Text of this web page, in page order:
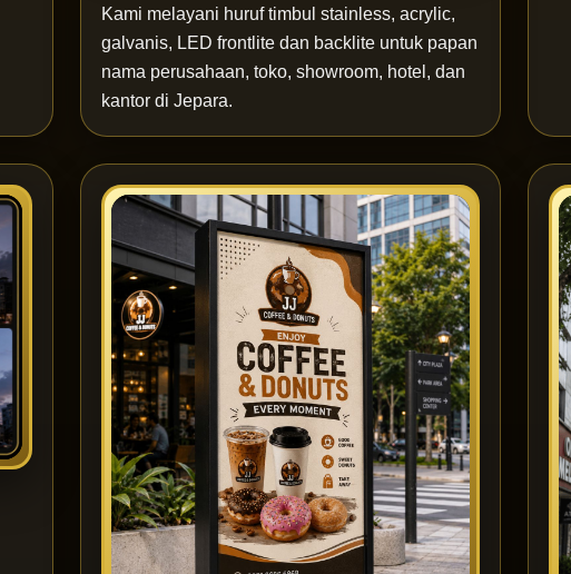
Kami melayani huruf timbul stainless, acrylic,
galvanis, LED frontlite dan backlite untuk papan
nama perusahaan, toko, showroom, hotel, dan
kantor di Jepara.